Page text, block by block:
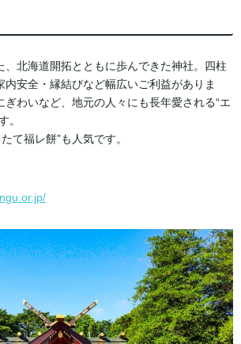
、北海道開拓とともに歩んできた神社。四柱
内安全・縁結びなど幅広いご利益がありま
ぎわいなど、地元の人々にも長年愛される“エ
。
て福レ餅”も人気です。